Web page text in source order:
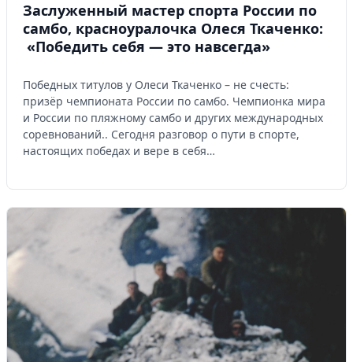
Заслуженный мастер спорта России по
самбо, красноуралочка Олеся Ткаченко:
«Победить себя — это навсегда»
Победных титулов у Олеси Ткаченко – не счесть:
призёр чемпионата России по самбо. Чемпионка мира
и России по пляжному самбо и других международных
соревнований.. Сегодня разговор о пути в спорте,
настоящих победах и вере в себя…